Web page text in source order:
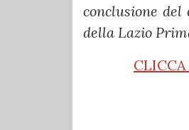
conclusione
della Lazio